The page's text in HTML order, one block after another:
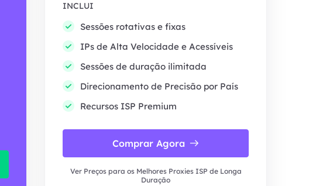
INCLUI
Sessões rotativas e fixas
IPs de Alta Velocidade e Acessíveis
Sessões de duração ilimitada
Direcionamento de Precisão por País
Recursos ISP Premium
Comprar Agora
Ver Preços para os Melhores Proxies ISP de Longa
Duração